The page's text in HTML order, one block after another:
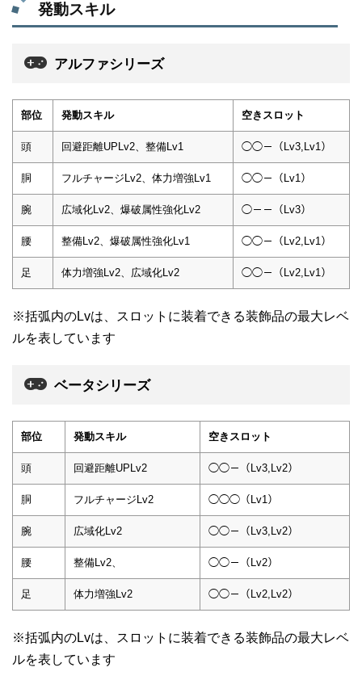
発動スキル
アルファシリーズ
部位 発動スキル 空きスロット
頭 回避距離UPLv2、整備Lv1 ◯◯－（Lv3,Lv1）
胴 フルチャージLv2、体力増強Lv1 ◯◯－（Lv1）
腕 広域化Lv2、爆破属性強化Lv2 ◯－－（Lv3）
腰 整備Lv2、爆破属性強化Lv1 ◯◯－（Lv2,Lv1）
足 体力増強Lv2、広域化Lv2 ◯◯－（Lv2,Lv1）
※括弧内のLvは、スロットに装着できる装飾品の最大レベ
ルを表しています
ベータシリーズ
部位 発動スキル 空きスロット
頭 回避距離UPLv2 ◯◯－（Lv3,Lv2）
胴 フルチャージLv2 ◯◯◯（Lv1）
腕 広域化Lv2 ◯◯－（Lv3,Lv2）
腰 整備Lv2、 ◯◯－（Lv2）
足 体力増強Lv2 ◯◯－（Lv2,Lv2）
※括弧内のLvは、スロットに装着できる装飾品の最大レベ
ルを表しています